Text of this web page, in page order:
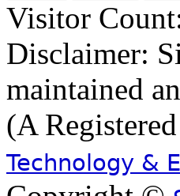
Visitor
Disclaimer:
maintained
(A
Technology &